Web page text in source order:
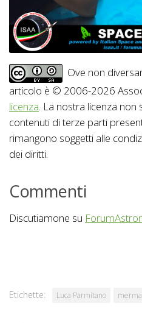
Ove non
articolo è © 2006-2026
licenza. La nostra licenza non
contenuti di terze parti
rimangono soggetti alle
dei diritti.
Commenti
Discutiamone su
Etichette: Luca Parmitano